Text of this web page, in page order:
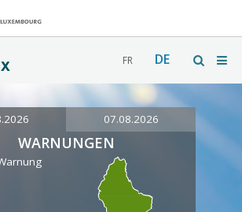
FR DE
07.08.2026
WARNUNGEN